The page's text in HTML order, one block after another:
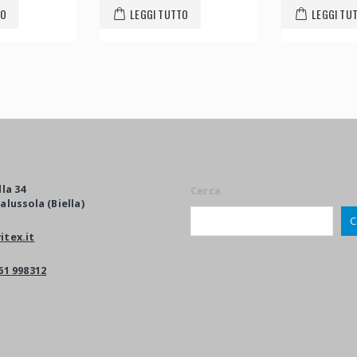
LEGGI TUTTO LEGGI
34
(Biella)
998312
Cerca